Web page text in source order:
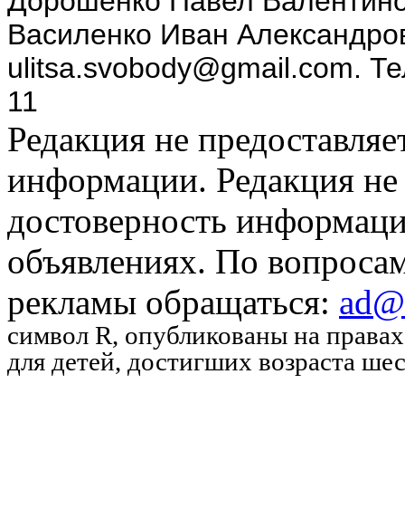
Василенко Иван
ulitsa.svobody@gmail.com.
11
Редакция не
информации. Редакция не
достоверность
объявлениях. По
рекламы обращаться:
символ R, опубликованы на
для детей, достигших возраста